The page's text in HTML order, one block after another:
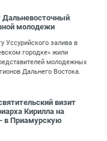
Дальневосточный
молодежи
Уссурийского залива в
городке» жили
молодежных
Дальнего Востока.
визит
Кирилла на
в Приамурскую